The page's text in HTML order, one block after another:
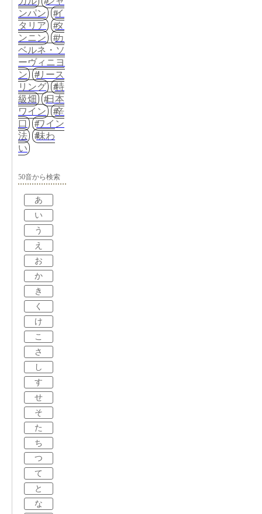
ンパン
イ
タリア
タ
ンニン
カ
ベルネ・ソ
ーヴィニヨ
ン
リース
リング
特
級畑
日本
ワイン
辛
口
ワイン
法
味わ
い
50音から検索
あ
い
う
え
お
か
き
く
け
こ
さ
し
す
せ
そ
た
ち
つ
て
と
な